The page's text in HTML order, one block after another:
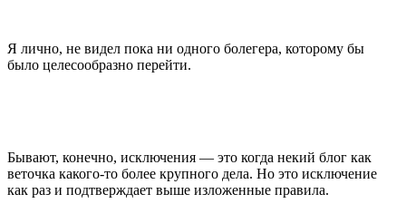
Я лично, не видел пока ни одного болегера, которому бы
было целесообразно перейти.
Бывают, конечно, исключения — это когда некий блог как
веточка какого-то более крупного дела. Но это исключение
как раз и подтверждает выше изложенные правила.